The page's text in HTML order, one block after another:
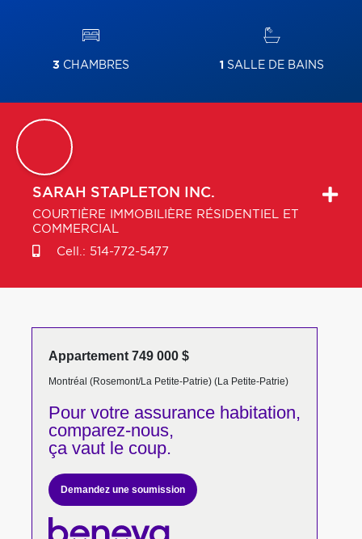
3 CHAMBRES 1 SALLE DE BAINS
SARAH STAPLETON INC.
COURTIÈRE IMMOBILIÈRE RÉSIDENTIEL ET
COMMERCIAL
Cell.: 514-772-5477
Appartement 749 000 $
Montréal (Rosemont/La Petite-Patrie) (La Petite-Patrie)
Pour votreassurance habitation,
comparez-nous,
ça vaut le coup.
Demandez une soumission